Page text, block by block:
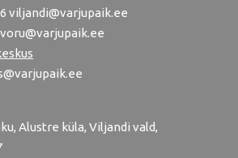
viljandi@varjupaik.ee
voru@varjupaik.ee
Alustre küla, Viljandi vald,